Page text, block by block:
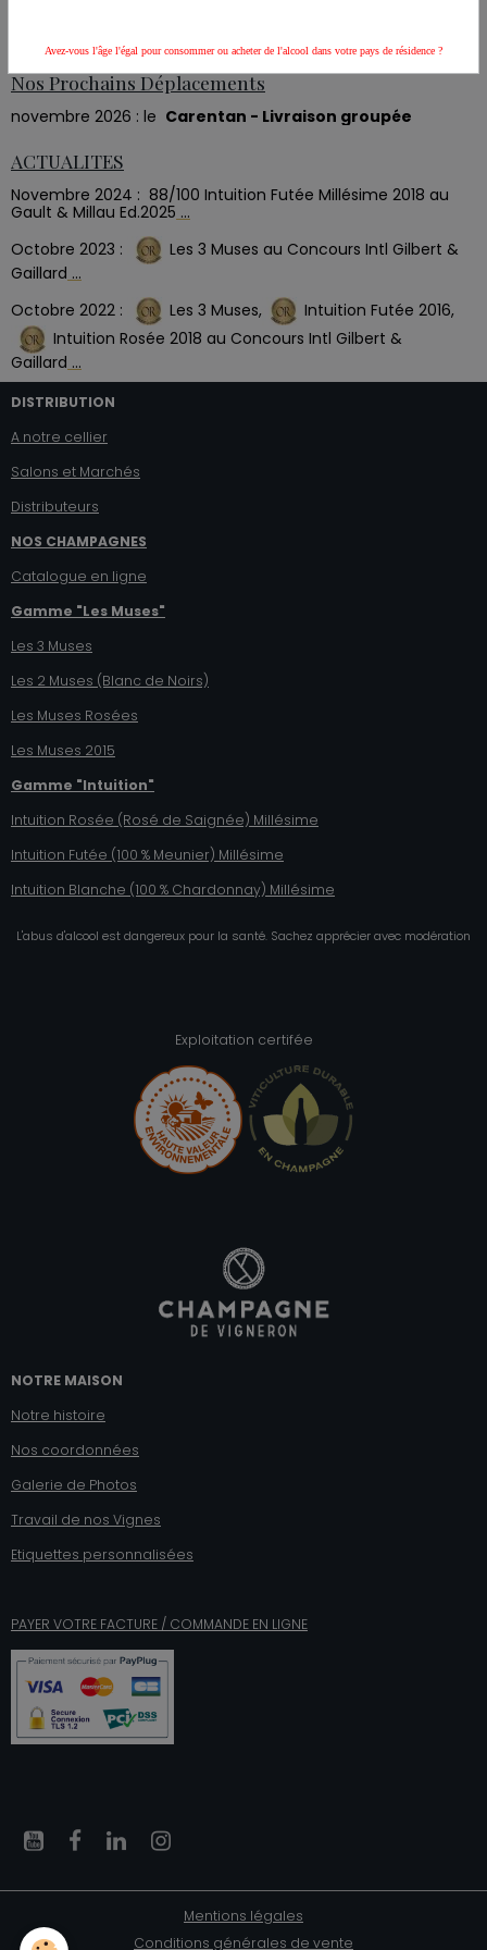
Nos Prochains Déplacements
novembre 2026 : le Carentan - Livraison groupée
ACTUALITES
Novembre 2024 : 88/100 Intuition Futée Millésime 2018 au
Gault & Millau Ed.2025 ...
Octobre 2023 :
Les 3 Muses au Concours Intl Gilbert &
Gaillard ...
Octobre 2022 :
Les 3 Muses,
Intuition Futée 2016,
Intuition Rosée 2018 au Concours Intl Gilbert &
Gaillard ...
DISTRIBUTION
A notre cellier
Salons et Marchés
Distributeurs
NOS CHAMPAGNES
Catalogue en ligne
Gamme "Les Muses"
Les 3 Muses
Les 2 Muses (Blanc de Noirs)
Les Muses Rosées
Les Muses 2015
Gamme "Intuition"
Intuition Rosée (Rosé de Saignée) Millésime
Intuition Futée (100 % Meunier) Millésime
Intuition Blanche (100 % Chardonnay) Millésime
L'abus d'alcool est dangereux pour la santé. Sachez apprécier avec modération
Exploitation certifée
NOTRE MAISON
Notre histoire
Nos coordonnées
Galerie de Photos
Travail de nos Vignes
Etiquettes personnalisées
PAYER VOTRE FACTURE / COMMANDE EN LIGNE
Mentions légales
Conditions générales de vente
Avez-vous l'âge l'égal pour consommer ou acheter de l'alcool dans votre pays de résidence ?